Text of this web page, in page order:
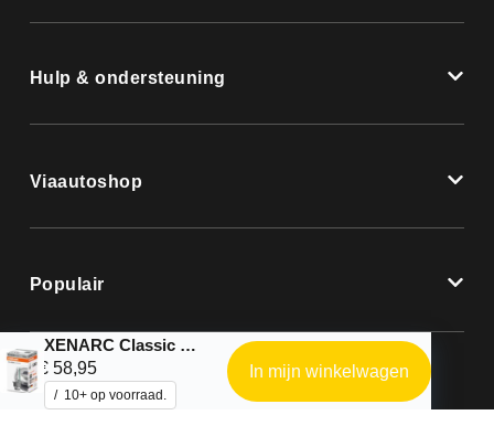
Hulp & ondersteuning
Viaautoshop
Populair
XENARC Classic D4S 35W
€ 58,95
10+ op voorraad.
In mijn winkelwagen